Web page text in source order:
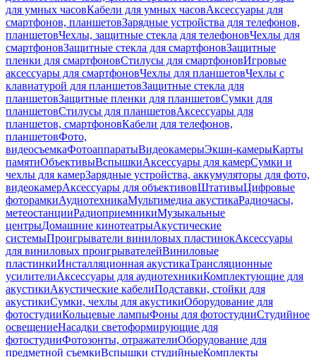
для умных часовКабели для умных часовАксессуары для
смартфонов, планшетовЗарядные устройства для телефонов,
планшетовЧехлы, защитные стекла для телефоновЧехлы для
смартфоновЗащитные стекла для смартфоновЗащитные
пленки для смартфоновСтилусы для смартфоновИгровые
аксессуары для смартфоновЧехлы для планшетовЧехлы с
клавиатурой для планшетовЗащитные стекла для
планшетовЗащитные пленки для планшетовСумки для
планшетовСтилусы для планшетовАксессуары для
планшетов, смартфоновКабели для телефонов,
планшетовФото,
видеосъемкаФотоаппаратыВидеокамерыЭкшн-камерыКарты
памятиОбъективыВспышкиАксессуары для камерСумки и
чехлы для камерЗарядные устройства, аккумуляторы для фото,
видеокамерАксессуары для объективовШтативыЦифровые
фоторамкиАудиотехникаМультимедиа акустикаРадиочасы,
метеостанцииРадиоприемникиМузыкальные
центрыДомашние кинотеатрыАкустические
системыПроигрыватели виниловых пластинокАксессуары
для виниловых проигрывателейВиниловые
пластинкиИнсталляционная акустикаТрансляционные
усилителиАксессуары для аудиотехникиКомплектующие для
акустикиАкустические кабелиПодставки, стойки для
акустикиСумки, чехлы для акустикиОборудование для
фотостудииКольцевые лампыФоны для фотостудииСтудийное
освещениеНасадки светоформирующие для
фотостудииФотозонты, отражателиОборудование для
предметной съемкиВспышки студийныеКомплекты